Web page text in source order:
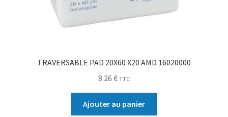
TRAVERSABLE PAD 20X60 X20 AMD 16020000
8.26 € TTC
Ajouter au panier